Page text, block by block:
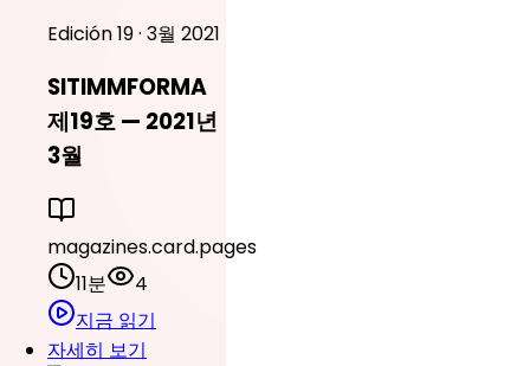
Edición 19 · 3월 2021
SITIMMFORMA
제19호 — 2021년
3월
magazines.card.pages
11분
4
지금 읽기
자세히 보기